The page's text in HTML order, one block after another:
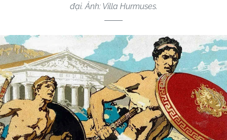
đại. Ảnh: Villa Hurmuses.